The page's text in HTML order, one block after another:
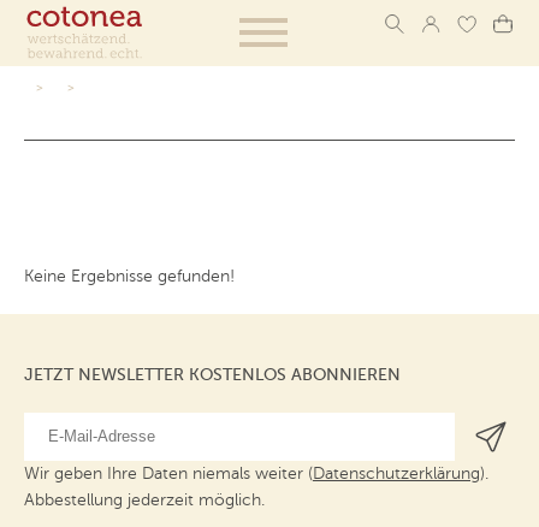
Keine Ergebnisse gefunden!
JETZT NEWSLETTER KOSTENLOS ABONNIEREN
Wir geben Ihre Daten niemals weiter (Datenschutzerklärung).
Abbestellung jederzeit möglich.